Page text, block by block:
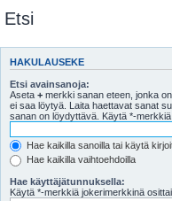
Etsi
HAKULAUSEKE
Etsi avainsanoja:
Aseta + merkki sanan eteen, jonka
ei saa löytyä. Laita haettavat sanat
sanan on löydyttävä. Käytä *-
Hae kaikilla sanoilla tai käytä
Hae kaikilla vaihtoehdoilla
Hae käyttäjätunnuksella:
Käytä *-merkkiä jokerimerkkinä